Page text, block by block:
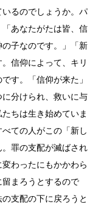
るのでしょうか。パ
あなたがたは皆、信
子なのです。」「新
信仰によって、キリ
す。「信仰が来た」
分けられ、救いに与
ちは生き始めていま
ての人がこの「新し
罪の支配が滅ばされ
わったにもかかわら
まろうとするので
支配の下に戻ろうと